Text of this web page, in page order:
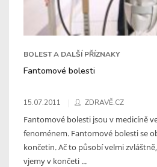
BOLEST A DALŠÍ PŘÍZNAKY
Fantomové bolesti
15.07.2011 ZDRAVĚ.CZ
Fantomové bolesti jsou v medicíně
fenoménem. Fantomové bolesti se
končetin. Ač to působí velmi
vjemy v končeti ...